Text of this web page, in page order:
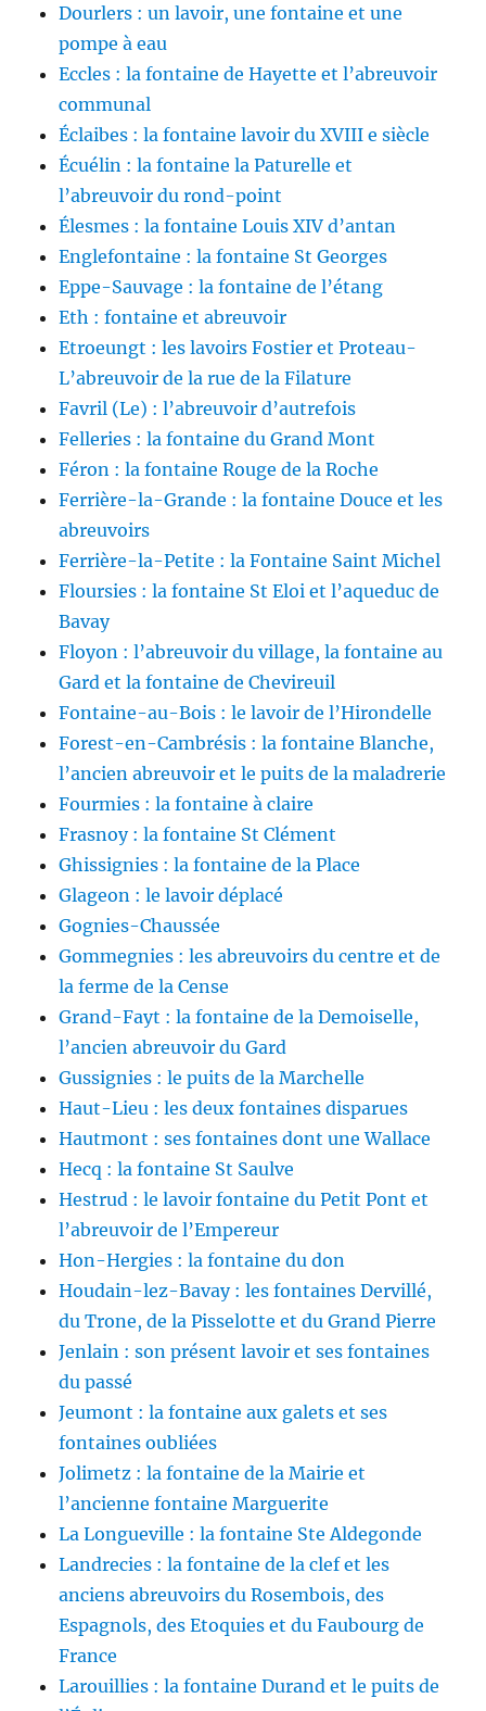
Dourlers : un lavoir, une fontaine et une
pompe à eau
Eccles : la fontaine de Hayette et l’abreuvoir
communal
Éclaibes : la fontaine lavoir du XVIII e siècle
Écuélin : la fontaine la Paturelle et
l’abreuvoir du rond-point
Élesmes : la fontaine Louis XIV d’antan
Englefontaine : la fontaine St Georges
Eppe-Sauvage : la fontaine de l’étang
Eth : fontaine et abreuvoir
Etroeungt : les lavoirs Fostier et Proteau-
L’abreuvoir de la rue de la Filature
Favril (Le) : l’abreuvoir d’autrefois
Felleries : la fontaine du Grand Mont
Féron : la fontaine Rouge de la Roche
Ferrière-la-Grande : la fontaine Douce et les
abreuvoirs
Ferrière-la-Petite : la Fontaine Saint Michel
Floursies : la fontaine St Eloi et l’aqueduc de
Bavay
Floyon : l’abreuvoir du village, la fontaine au
Gard et la fontaine de Chevireuil
Fontaine-au-Bois : le lavoir de l’Hirondelle
Forest-en-Cambrésis : la fontaine Blanche,
l’ancien abreuvoir et le puits de la maladrerie
Fourmies : la fontaine à claire
Frasnoy : la fontaine St Clément
Ghissignies : la fontaine de la Place
Glageon : le lavoir déplacé
Gognies-Chaussée
Gommegnies : les abreuvoirs du centre et de
la ferme de la Cense
Grand-Fayt : la fontaine de la Demoiselle,
l’ancien abreuvoir du Gard
Gussignies : le puits de la Marchelle
Haut-Lieu : les deux fontaines disparues
Hautmont : ses fontaines dont une Wallace
Hecq : la fontaine St Saulve
Hestrud : le lavoir fontaine du Petit Pont et
l’abreuvoir de l’Empereur
Hon-Hergies : la fontaine du don
Houdain-lez-Bavay : les fontaines Dervillé,
du Trone, de la Pisselotte et du Grand Pierre
Jenlain : son présent lavoir et ses fontaines
du passé
Jeumont : la fontaine aux galets et ses
fontaines oubliées
Jolimetz : la fontaine de la Mairie et
l’ancienne fontaine Marguerite
La Longueville : la fontaine Ste Aldegonde
Landrecies : la fontaine de la clef et les
anciens abreuvoirs du Rosembois, des
Espagnols, des Etoquies et du Faubourg de
France
Larouillies : la fontaine Durand et le puits de